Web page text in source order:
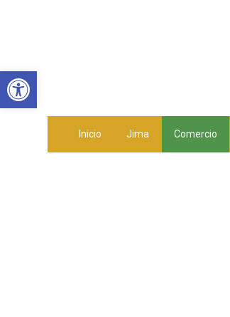
Inicio Jima Comercio
Abrir barra de herramientas